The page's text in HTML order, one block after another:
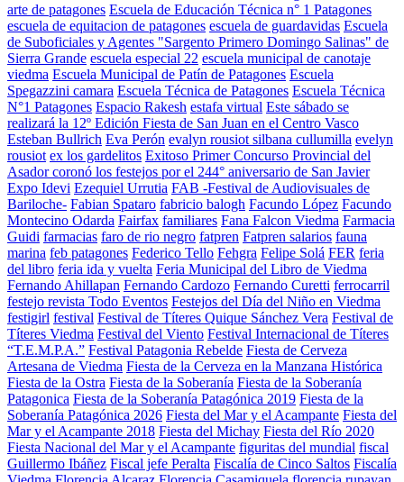
arte de patagones Escuela de Educación Técnica n° 1 Patagones
escuela de equitacion de patagones escuela de guardavidas Escuela
de Suboficiales y Agentes "Sargento Primero Domingo Salinas" de
Sierra Grande escuela especial 22 escuela municipal de canotaje
viedma Escuela Municipal de Patín de Patagones Escuela
Spegazzini camara Escuela Técnica de Patagones Escuela Técnica
N°1 Patagones Espacio Rakesh estafa virtual Este sábado se
realizará la 12º Edición Fiesta de San Juan en el Centro Vasco
Esteban Bullrich Eva Perón evalyn rousiot silbana cullumilla evelyn
rousiot ex los gardelitos Exitoso Primer Concurso Provincial del
Asador coronó los festejos por el 244° aniversario de San Javier
Expo Idevi Ezequiel Urrutia FAB -Festival de Audiovisuales de
Bariloche- Fabian Spataro fabricio balogh Facundo López Facundo
Montecino Odarda Fairfax familiares Fana Falcon Viedma Farmacia
Guidi farmacias faro de rio negro fatpren Fatpren salarios fauna
marina feb patagones Federico Tello Fehgra Felipe Solá FER feria
del libro feria ida y vuelta Feria Municipal del Libro de Viedma
Fernando Ahillapan Fernando Cardozo Fernando Curetti ferrocarril
festejo revista Todo Eventos Festejos del Día del Niño en Viedma
festigirl festival Festival de Títeres Quique Sánchez Vera Festival de
Títeres Viedma Festival del Viento Festival Internacional de Títeres
“T.E.M.P.A.” Festival Patagonia Rebelde Fiesta de Cerveza
Artesana de Viedma Fiesta de la Cerveza en la Manzana Histórica
Fiesta de la Ostra Fiesta de la Soberanía Fiesta de la Soberanía
Patagonica Fiesta de la Soberanía Patagónica 2019 Fiesta de la
Soberanía Patagónica 2026 Fiesta del Mar y el Acampante Fiesta del
Mar y el Acampante 2018 Fiesta del Michay Fiesta del Río 2020
Fiesta Nacional del Mar y el Acampante figuritas del mundial fiscal
Guillermo Ibáñez Fiscal jefe Peralta Fiscalía de Cinco Saltos Fiscalía